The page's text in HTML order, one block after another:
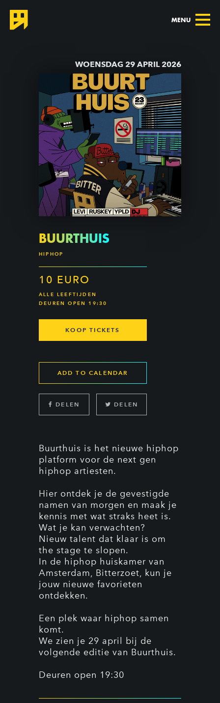
MENU
WOENSDAG 29 APRIL 2026
BUURTHUIS
HIPHOP
10 EURO
ALLE LEEFTIJDEN
DEUREN OPEN 19:30
KOOP TICKETS
ADD TO CALENDAR
DELEN DELEN
Buurthuis is het nieuwe hiphop
platform voor de next gen
hiphop artiesten.
Hier ontdek je de gevestigde
namen van morgen en maak je
kennis met wat straks heet is.
Wat je kan verwachten?
Nieuw talent dat klaar is om
the stage te slopen.
In de hiphop huiskamer van
Amsterdam, Bitterzoet, kun je
jouw nieuwe favorieten
ontdekken.
Een plek waar hiphop samen
komt.
We zien je 29 april bij de
volgende editie van Buurthuis.
Deuren open 19:30